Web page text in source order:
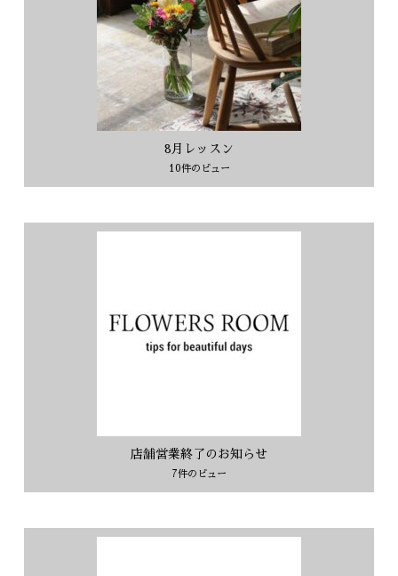
8月レッスン
10件のビュー
店舗営業終了のお知らせ
7件のビュー